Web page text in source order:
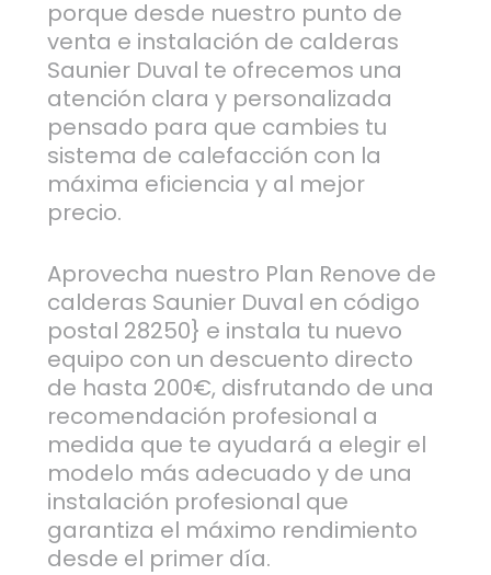
porque desde nuestro punto de
venta e instalación de calderas
Saunier Duval te ofrecemos una
atención clara y personalizada
pensado para que cambies tu
sistema de calefacción con la
máxima eficiencia y al mejor
precio.
Aprovecha nuestro Plan Renove de
calderas Saunier Duval en código
postal 28250} e instala tu nuevo
equipo con un descuento directo
de hasta 200€, disfrutando de una
recomendación profesional a
medida que te ayudará a elegir el
modelo más adecuado y de una
instalación profesional que
garantiza el máximo rendimiento
desde el primer día.